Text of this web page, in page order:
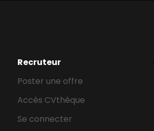
Recruteur
Poster une offre
Accès CVthèque
Se connecter